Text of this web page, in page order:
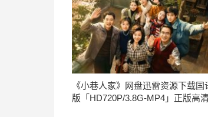
《小巷人家》网盘迅雷资源下载国
版「HD720P/3.8G-MP4」正版高